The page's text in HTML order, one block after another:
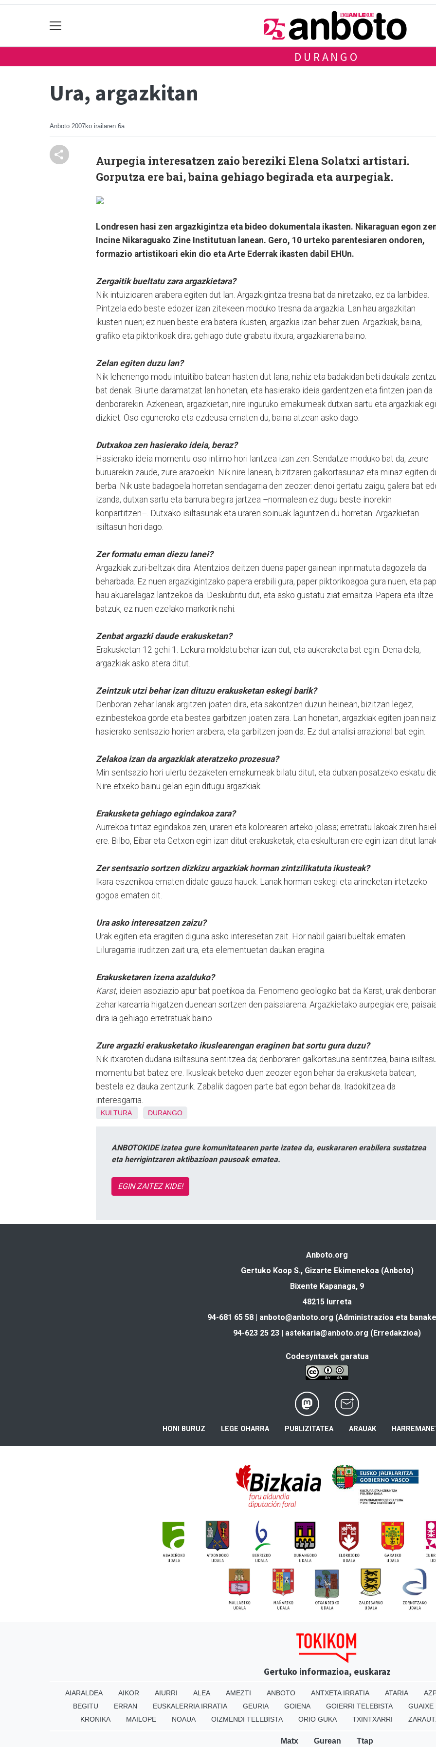
DURANGO
Ura, argazkitan
Anboto 2007ko irailaren 6a
Aurpegia interesatzen zaio bereziki Elena Solatxi artistari.
Gorputza ere bai, baina gehiago begirada eta aurpegiak.
Londresen hasi zen argazkigintza eta bideo dokumentala ikasten. Nikaraguan egon
Incine Nikaraguako Zine Institutuan lanean. Gero, 10 urteko parentesiaren ondoren,
formazio artistikoari ekin dio eta Arte Ederrak ikasten dabil EHUn.
Zergaitik bueltatu zara argazkietara?
Nik intuizioaren arabera egiten dut lan. Argazkigintza tresna bat da niretzako, ez da lanbidea.
Pintzela edo beste edozer izan zitekeen moduko tresna da argazkia. Lan hau argazkitan
ikusten nuen; ez nuen beste era batera ikusten, argazkia izan behar zuen. Argazkiak, baina,
grafiko eta piktorikoak dira; gehiago dute grabatu itxura, argazkiarena baino.
Zelan egiten duzu lan?
Nik lehenengo modu intuitibo batean hasten dut lana, nahiz eta badakidan beti daukala zentzu
bat denak. Bi urte daramatzat lan honetan, eta hasierako ideia gardentzen eta fintzen joan da
denborarekin. Azkenean, argazkietan, nire inguruko emakumeak dutxan sartu eta argazkiak
dizkiet. Oso eguneroko eta ezdeusa ematen du, baina atzean asko dago.
Dutxakoa zen hasierako ideia, beraz?
Hasierako ideia momentu oso intimo hori lantzea izan zen. Sendatze moduko bat da, zeure
buruarekin zaude, zure arazoekin. Nik nire lanean, bizitzaren galkortasunaz eta minaz egiten
berba. Nik uste badagoela horretan sendagarria den zeozer: denoi gertatu zaigu, galera bat
izanda, dutxan sartu eta barrura begira jartzea –normalean ez dugu beste inorekin
konpartitzen–. Dutxako isiltasunak eta uraren soinuak laguntzen du horretan. Argazkietan
isiltasun hori dago.
Zer formatu eman diezu lanei?
Argazkiak zuri-beltzak dira. Atentzioa deitzen duena paper gainean inprimatuta dagozela da
beharbada. Ez nuen argazkigintzako papera erabili gura, paper piktorikoagoa gura nuen, eta
hau akuarelagaz lantzekoa da. Deskubritu dut, eta asko gustatu ziat emaitza. Papera eta iltze
batzuk, ez nuen ezelako markorik nahi.
Zenbat argazki daude erakusketan?
Erakusketan 12 gehi 1. Lekura moldatu behar izan dut, eta aukeraketa bat egin. Dena dela,
argazkiak asko atera ditut.
Zeintzuk utzi behar izan dituzu erakusketan eskegi barik?
Denboran zehar lanak argitzen joaten dira, eta sakontzen duzun heinean, bizitzan legez,
ezinbestekoa gorde eta bestea garbitzen joaten zara. Lan honetan, argazkiak egiten joan naiz
hasierako sentsazio horien arabera, eta garbitzen joan da. Ez dut analisi arrazional bat egin.
Zelakoa izan da argazkiak ateratzeko prozesua?
Min sentsazio hori ulertu dezaketen emakumeak bilatu ditut, eta dutxan posatzeko eskatu
Nire etxeko bainu gelan egin ditugu argazkiak.
Erakusketa gehiago egindakoa zara?
Aurrekoa tintaz egindakoa zen, uraren eta kolorearen arteko jolasa; erretratu lakoak ziren
ere. Bilbo, Eibar eta Getxon egin izan ditut erakusketak, eta eskulturan ere egin izan ditut
Zer sentsazio sortzen dizkizu argazkiak horman zintzilikatuta ikusteak?
Ikara eszenikoa ematen didate gauza hauek. Lanak horman eskegi eta arineketan irtetzeko
gogoa ematen dit.
Ura asko interesatzen zaizu?
Urak egiten eta eragiten diguna asko interesetan zait. Hor nabil gaiari bueltak ematen.
Liluragarria iruditzen zait ura, eta elementuetan daukan eragina.
Erakusketaren izena azalduko?
Karst, ideien asoziazio apur bat poetikoa da. Fenomeno geologiko bat da Karst, urak denboran
zehar karearria higatzen duenean sortzen den paisaiarena. Argazkietako aurpegiak ere,
dira ia gehiago erretratuak baino.
Zure argazki erakusketako ikuslearengan eraginen bat sortu gura duzu?
Nik itxaroten dudana isiltasuna sentitzea da; denboraren galkortasuna sentitzea, baina
momentu bat batez ere. Ikusleak beteko duen zeozer egon behar da erakusketa batean,
bestela ez dauka zentzurik. Zabalik dagoen parte bat egon behar da. Iradokitzea da
interesgarria.
KULTURA DURANGO
ANBOTOKIDE izatea gure komunitatearen parte izatea da, euskararen erabilera sustatzea
eta herrigintzaren aktibazioan pausoak ematea.
EGIN ZAITEZ KIDE!
Anboto.org
Gertuko Koop S., Gizarte Ekimenekoa (Anboto)
Bixente Kapanaga, 9
48215 Iurreta
94-681 65 58 | anboto@anboto.org (Administrazioa eta
94-623 25 23 | astekaria@anboto.org (Erredakzioa)
Codesyntaxek garatua
HONI BURUZ LEGE OHARRA PUBLIZITATEA ARAUAK
Gertuko informazioa, euskaraz
AIARALDEA AIKOR AIURRI ALEA AMEZTI ANBOTO ANTXETA IRRATIA ATARIA
BEGITU
ERRAN EUSKALERRIA IRRATIA GEURIA GOIENA GOIERRI TELEBISTA GUAIXE
KRONIKA
MAILOPE NOAUA OIZMENDI TELEBISTA ORIO GUKA TXINTXARRI
Matx Gurean Ttap